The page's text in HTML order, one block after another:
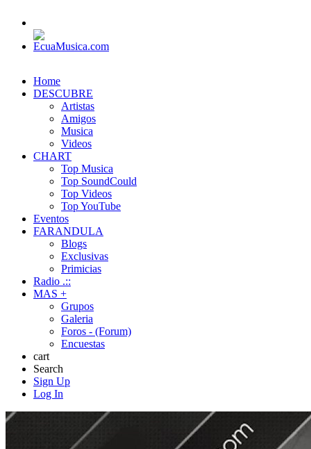
Home
DESCUBRE
Artistas
Amigos
Musica
Videos
CHART
Top Musica
Top SoundCould
Top Videos
Top YouTube
Eventos
FARANDULA
Blogs
Exclusivas
Primicias
Radio .::
MAS +
Grupos
Galeria
Foros - (Forum)
Encuestas
cart
Search
Sign Up
Log In